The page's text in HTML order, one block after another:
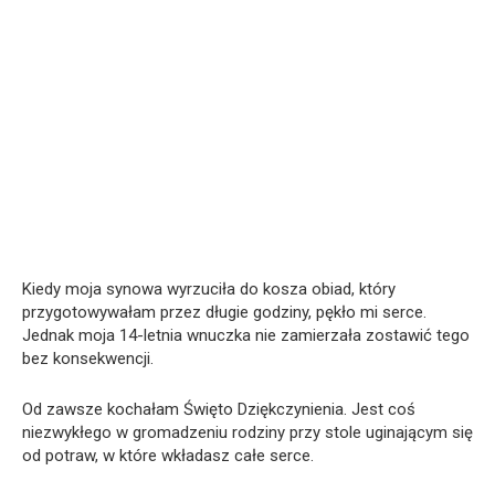
Kiedy moja synowa wyrzuciła do kosza obiad, który
przygotowywałam przez długie godziny, pękło mi serce.
Jednak moja 14-letnia wnuczka nie zamierzała zostawić tego
bez konsekwencji.
Od zawsze kochałam Święto Dziękczynienia. Jest coś
niezwykłego w gromadzeniu rodziny przy stole uginającym się
od potraw, w które wkładasz całe serce.